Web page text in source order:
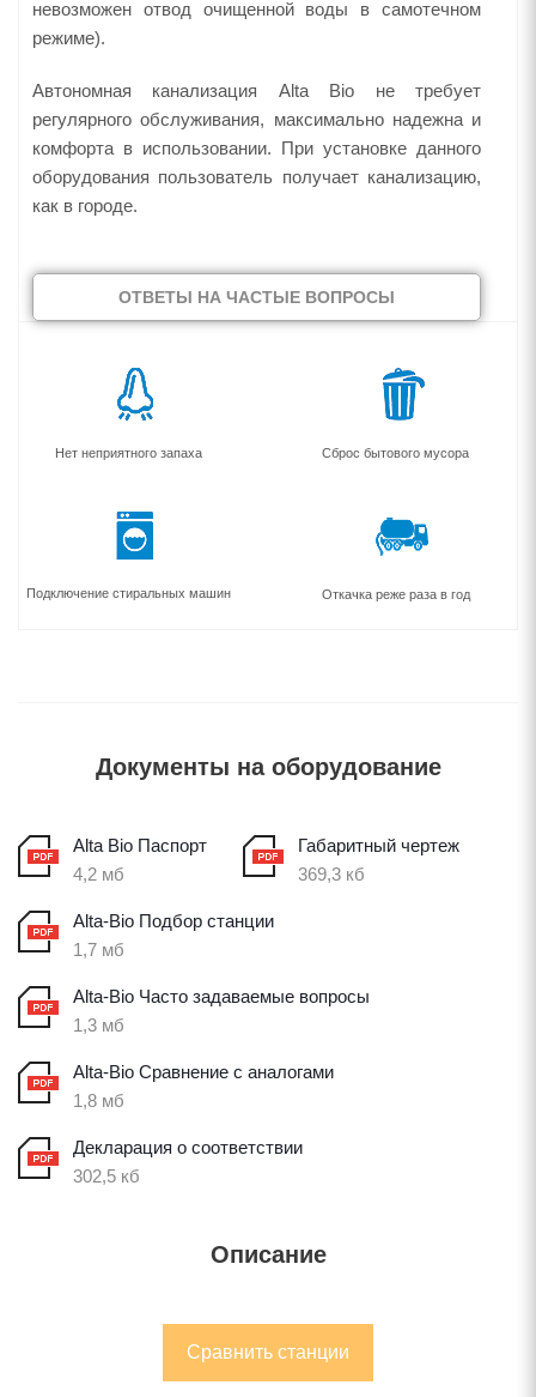
невозможен отвод очищенной воды в самотечном
режиме).
Автономная канализация Alta Bio не требует
регулярного обслуживания, максимально надежна и
комфорта в использовании. При установке данного
оборудования пользователь получает канализацию,
как в городе.
ОТВЕТЫ НА ЧАСТЫЕ ВОПРОСЫ
Нет неприятного запаха Сброс бытового мусора
Подключение стиральных машин Откачка реже раза в год
Документы на оборудование
Alta Bio Паспорт
4,2 мб
Габаритный чертеж
369,3 кб
Alta-Bio Подбор станции
1,7 мб
Alta-Bio Часто задаваемые вопросы
1,3 мб
Alta-Bio Сравнение с аналогами
1,8 мб
Декларация о соответствии
302,5 кб
Описание
Сравнить станции